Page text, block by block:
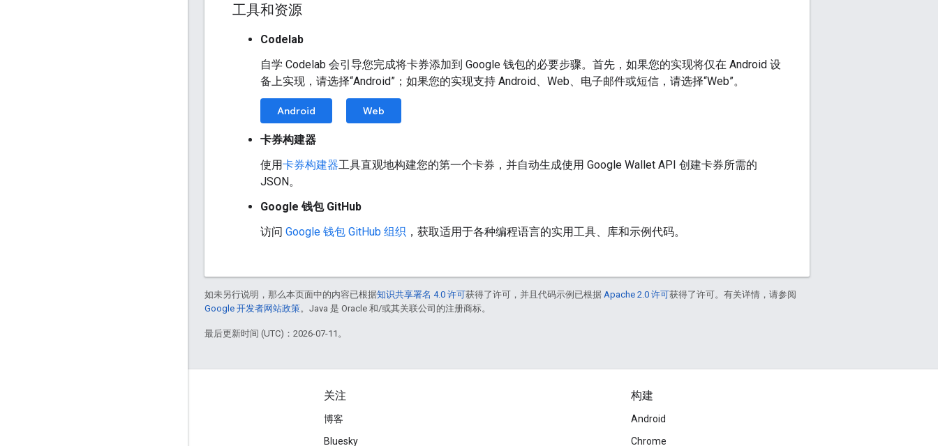
工具和资源
Codelab
自学 Codelab 会引导您完成将卡券添加到 Google 钱包的必要步骤。首先，如果您的实现将仅在 Android 设
备上实现，请选择“Android”；如果您的实现支持 Android、Web、电子邮件或短信，请选择“Web”。
Android Web
卡券构建器
使用卡券构建器工具直观地构建您的第一个卡券，并自动生成使用 Google Wallet API 创建卡券所需的
JSON。
Google 钱包 GitHub
访问 Google 钱包 GitHub 组织 ，获取适用于各种编程语言的实用工具、库和示例代码。
如未另行说明，那么本页面中的内容已根据知识共享署名 4.0 许可获得了许可，并且代码示例已根据 Apache 2.0 许可获得了许可。有关详情，请参阅
Google 开发者网站政策。Java 是 Oracle 和/或其关联公司的注册商标。
最后更新时间 (UTC)：2026-07-11。
关注
博客
Bluesky
构建
Android
Chrome